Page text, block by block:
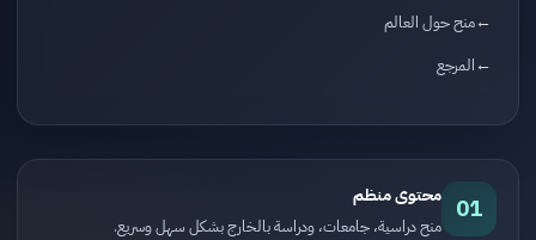
منح حول العالم
المرجع
01 محتوى منظم
منح دراسية، جامعات، ودراسة بالخارج بشكل سهل وسريع.